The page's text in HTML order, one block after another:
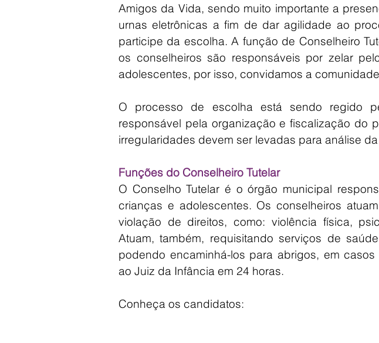
Amigos da Vida, sendo muito importante a
urnas eletrônicas a fim de dar agilidade ao
participe da escolha. A função de Conselheiro
os conselheiros são responsáveis por zelar
adolescentes, por isso, convidamos a
O processo de escolha está sendo regido
responsável pela organização e fiscalização do
irregularidades devem ser levadas para análise
Funções do Conselheiro Tutelar
O Conselho Tutelar é o órgão municipal
crianças e adolescentes. Os conselheiros
violação de direitos, como: violência física,
Atuam, também, requisitando serviços de
podendo encaminhá-los para abrigos, em
ao Juiz da Infância em 24 horas.
Conheça os candidatos: